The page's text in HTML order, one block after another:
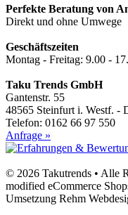
Perfekte Beratung von
Direkt und ohne Umwege
Geschäftszeiten
Montag - Freitag: 9.00 -
Taku Trends GmbH
Gantenstr. 55
48565 Steinfurt i. Westf. -
Telefon: 0162 66 97 550
Anfrage »
© 2026 Takutrends • Alle
modified eCommerce
Umsetzung Rehm